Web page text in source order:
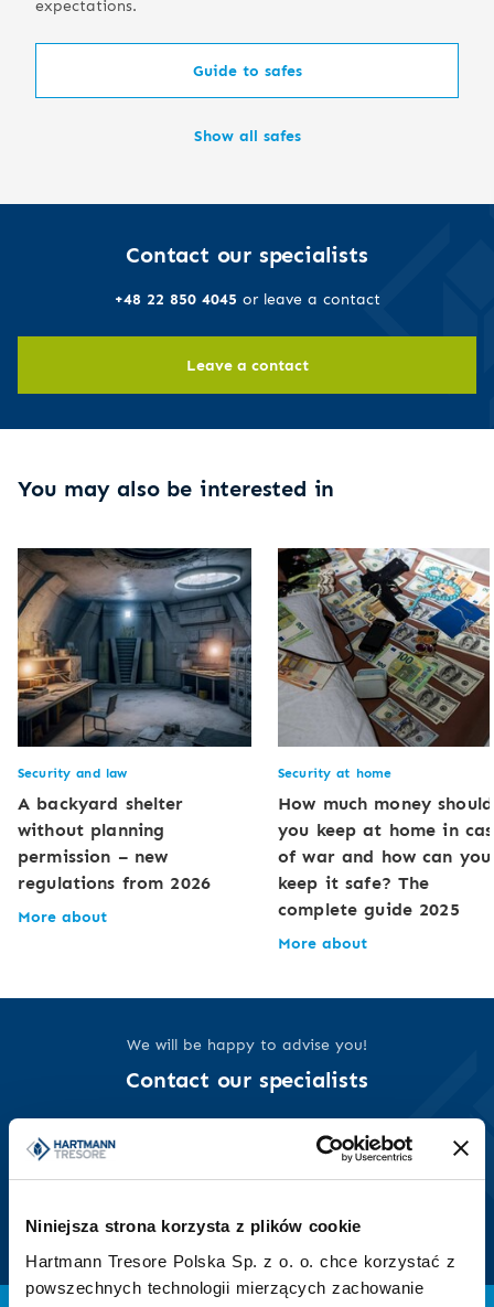
Niniejsza strona korzysta z plików cookie
Hartmann Tresore Polska Sp. z o. o. chce korzystać z
powszechnych technologii mierzących zachowanie
expectations.
Guide to safes
Show all safes
Contact our specialists
+48 22 850 4045 or leave a contact
Leave a contact
You may also be interested in
Security and law
A backyard shelter
without planning
permission – new
regulations from 2026
More about
Security at home
How much money should
you keep at home in
of war and how can you
keep it safe? The
complete guide 2025
More about
We will be happy to advise you!
Contact our specialists
+48 502 696 119
or
Leave a contact